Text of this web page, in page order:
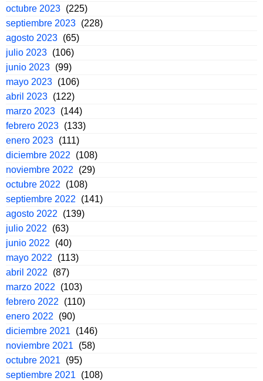
octubre 2023 (225)
septiembre 2023 (228)
agosto 2023 (65)
julio 2023 (106)
junio 2023 (99)
mayo 2023 (106)
abril 2023 (122)
marzo 2023 (144)
febrero 2023 (133)
enero 2023 (111)
diciembre 2022
(108)
noviembre 2022
(29)
octubre 2022
(108)
septiembre 2022
(141)
agosto 2022
(139)
julio 2022
(63)
junio 2022
(40)
mayo 2022
(113)
abril 2022
(87)
marzo 2022
(103)
febrero 2022
(110)
enero 2022
(90)
diciembre 2021
(146)
noviembre 2021
(58)
octubre 2021
(95)
septiembre 2021
(108)